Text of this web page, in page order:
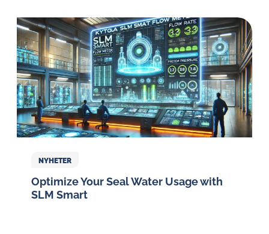
NYHETER
Optimize Your Seal Water Usage with
SLM Smart